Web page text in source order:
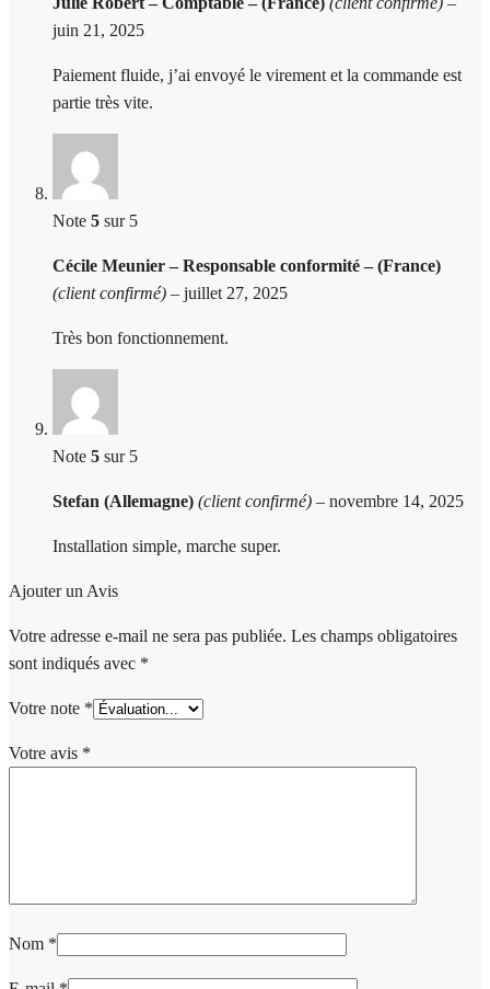
juin 21, 2025
Paiement fluide, j’ai envoyé le virement et la commande est
partie très vite.
Note 5 sur 5
Cécile Meunier – Responsable conformité – (France)
(client confirmé) – juillet 27, 2025
Très bon fonctionnement.
Note 5 sur 5
Stefan (Allemagne) (client confirmé) – novembre 14, 2025
Installation simple, marche super.
Ajouter un Avis
Votre adresse e-mail ne sera pas publiée. Les champs obligatoires
sont indiqués avec *
Votre note *
Votre avis *
Nom *